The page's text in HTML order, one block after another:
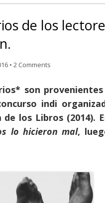
de los
• 2 Comments
son
indi
de los Libros
lo hicieron mal,